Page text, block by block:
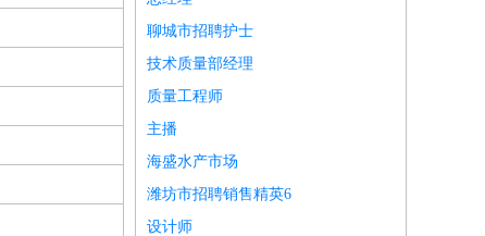
聊城市招聘护士
技术质量部经理
质量工程师
主播
海盛水产市场
潍坊市招聘销售精英6
设计师